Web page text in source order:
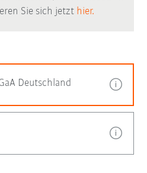
Sie sich jetzt hier.
Deutschland